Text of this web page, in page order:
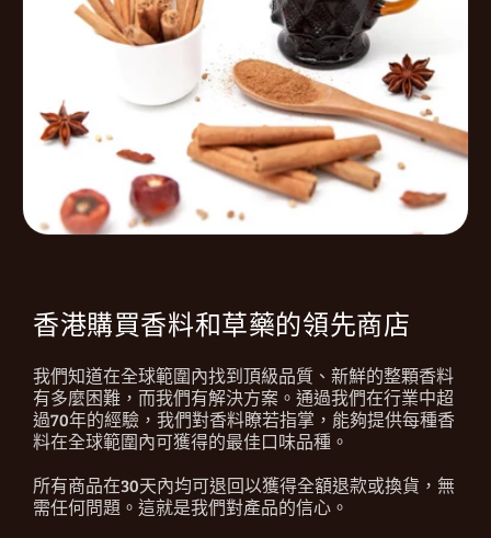
香港購買香料和草藥的領先商店
我們知道在全球範圍內找到頂級品質、新鮮的整顆香料
有多麼困難，而我們有解決方案。通過我們在行業中超
過70年的經驗，我們對香料瞭若指掌，能夠提供每種香
料在全球範圍內可獲得的最佳口味品種。
所有商品在30天內均可退回以獲得全額退款或換貨，無
需任何問題。這就是我們對產品的信心。